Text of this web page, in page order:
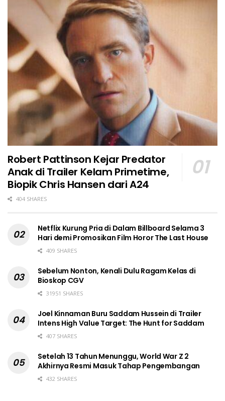
Robert Pattinson Kejar Predator
Anak di Trailer Kelam Primetime,
Biopik Chris Hansen dari A24
404 SHARES
Netflix Kurung Pria di Dalam Billboard Selama 3
Hari demi Promosikan Film Horor The Last House
409 SHARES
Sebelum Nonton, Kenali Dulu Ragam Kelas di
Bioskop CGV
31951 SHARES
Joel Kinnaman Buru Saddam Hussein di Trailer
Intens High Value Target: The Hunt for Saddam
407 SHARES
Setelah 13 Tahun Menunggu, World War Z 2
Akhirnya Resmi Masuk Tahap Pengembangan
432 SHARES